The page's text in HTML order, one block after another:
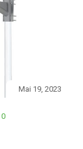
Mai 19, 2023
0